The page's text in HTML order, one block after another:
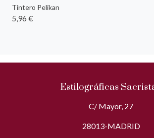
Tintero Pelikan
5,96 €
Estilográficas
C/ Mayor, 27
28013-MADRID